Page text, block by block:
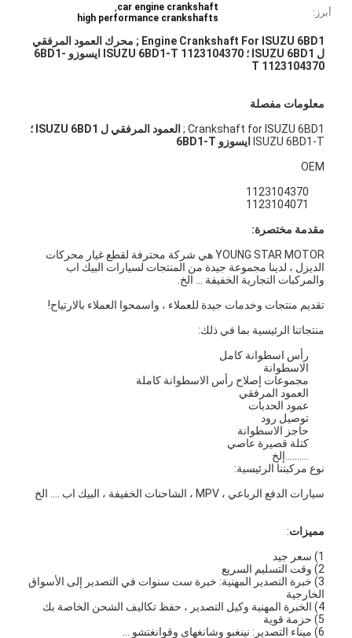
أبرز:
car engine crankshaft
,
high performance crankshafts
Engine Crankshaft For ISUZU 6BD1 ;
محرك العمود المرفقي
ل ISUZU 6BD1 ؛
ISUZU 6BD1-T 1123104370
ايسوزو 6BD1-
T 1123104370
معلومات مفصلة
Crankshaft for ISUZU 6BD1 ;
العمود المرفقي ل ISUZU 6BD1 ؛
ISUZU 6BD1-T
ايسوزو 6BD1-T
OEM
1123104370
1123104071
مقدمة مختصرة:
YOUNG STAR MOTOR هي شركة محترفة لقطع غيار محركات
الديزل ، لدينا مجموعة جيدة من المنتجات لسيارات البيك اب
والمركبات التجارية الخفيفة ... الخ.
تقديم منتجات وخدمات جيدة للعملاء ، واسمحوا العملاء بالارتياح!
منتجاتنا الرئيسية بما في ذلك:
رأس اسطوانة كامل
الاسطوانة
مجموعات إصلاح رأس الاسطوانة كاملة
العمود المرفقي
عمود الحدبات
توصيل رود
حاجز الاسطوانة
كتلة قصيرة عاصي
..........إلخ
نوع مركبتنا الرئيسية:
سيارات الدفع الرباعي ، MPV ، الشاحنات الخفيفة ، البيك اب .... الخ
مميزات:
1) سعر جيد
2) وقت التسليم السريع
3) خبرة التصدير المهنية: خبرة ست سنوات في التصدير إلى الأسواق
الخارجية
4) الخبرة المهنية وكيل التصدير ، حفظ تكاليف الشحن الخاصة بك
5) حزمة قوية
6) ميناء التصدير: نينغبو وشانغهاى وقوانغتشو ...